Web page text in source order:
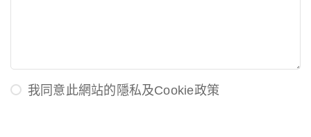
我同意此網站的隱私及Cookie政策